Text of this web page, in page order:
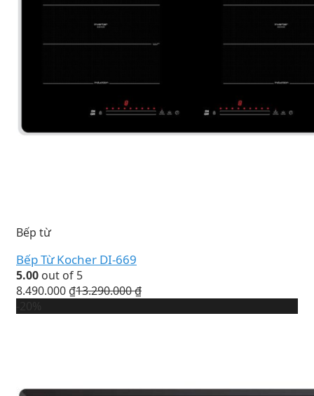
Bếp từ
Bếp Từ Kocher DI-669
5.00 out of 5
8.490.000 ₫13.290.000₫